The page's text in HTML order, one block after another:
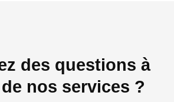
des questions à
nos services ?